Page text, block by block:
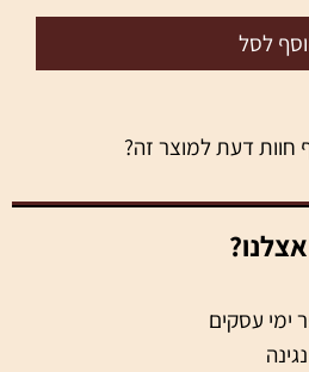
לסל
חוות דעת למוצר זה?
ימי עסקים